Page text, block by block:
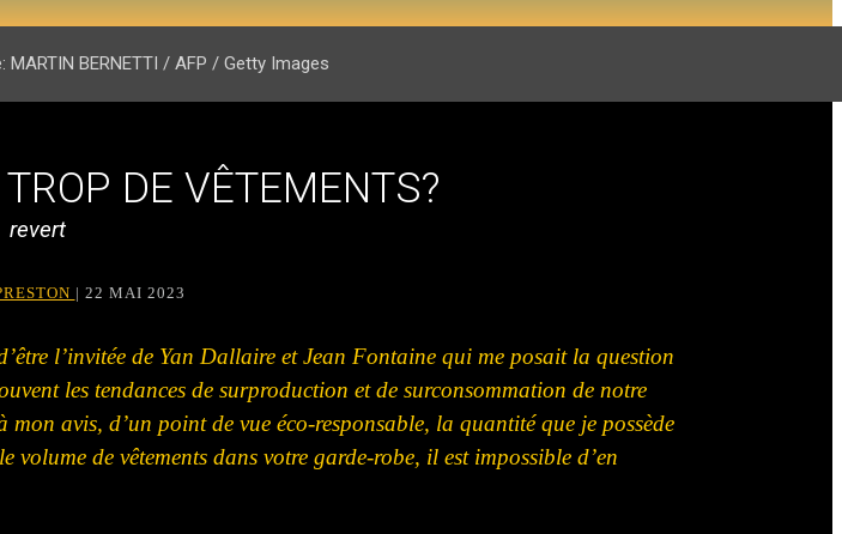
BERNETTI / AFP / Getty Images
DE VÊTEMENTS?
revert
| 22 MAI 2023
l’invitée de Yan Dallaire et Jean Fontaine qui me posait la question
les tendances de surproduction et de surconsommation de notre
avis, d’un point de vue éco-responsable, la quantité que je possède
volume de vêtements dans votre garde-robe, il est impossible d’en